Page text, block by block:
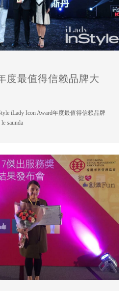
度最值得信赖品牌大
iLady Icon Award年度最值得信赖品牌
saunda